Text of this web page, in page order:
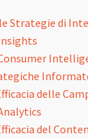
Strategie di
delle
del